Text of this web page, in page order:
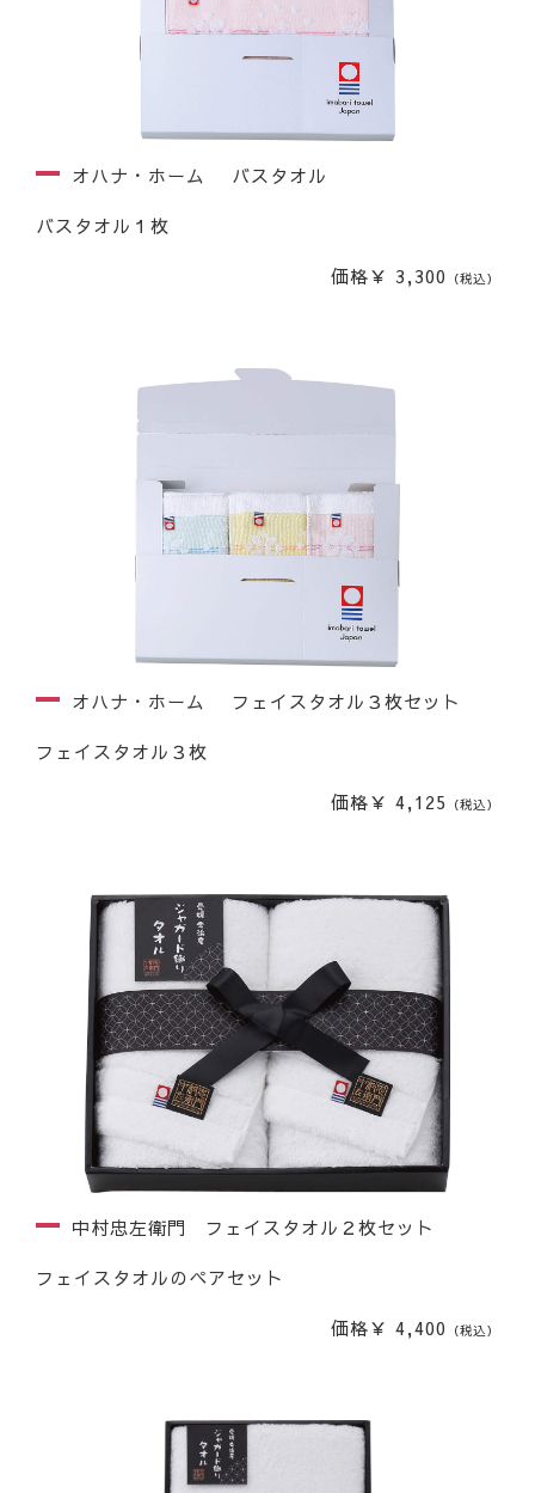
オハナ・ホーム バスタオル
バスタオル１枚
価格￥ 3,300 （税込）
オハナ・ホーム フェイスタオル３枚セット
フェイスタオル３枚
価格￥ 4,125 （税込）
中村忠左衛門 フェイスタオル２枚セット
フェイスタオルのペアセット
価格￥ 4,400 （税込）